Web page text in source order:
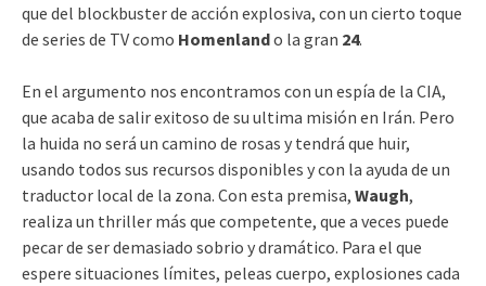
que del blockbuster de acción explosiva, con un cierto toque
de series de TV como Homenlando la gran 24.
En el argumento nos encontramos con un espía de la CIA,
que acaba de salir exitoso de su ultima misión en Irán. Pero
la huida no será un camino de rosas y tendrá que huir,
usando todos sus recursos disponibles y con la ayuda de un
traductor local de la zona. Con esta premisa, Waugh,
realiza un thriller más que competente, que a veces puede
pecar de ser demasiado sobrio y dramático. Para el que
espere situaciones límites, peleas cuerpo, explosiones cada